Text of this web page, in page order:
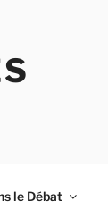
le Débat